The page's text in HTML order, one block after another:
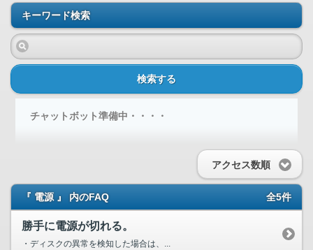
キーワード検索
検索する
チャットボット準備中・・・・
アクセス数順
『 電源 』 内のFAQ 全5件
勝手に電源が切れる。
・ディスクの異常を検知した場合は、...